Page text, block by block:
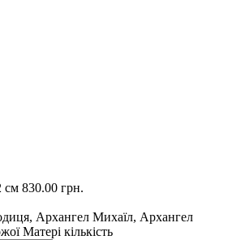
см 830.00 грн.
Архангел Михаїл, Архангел
Матері кількість